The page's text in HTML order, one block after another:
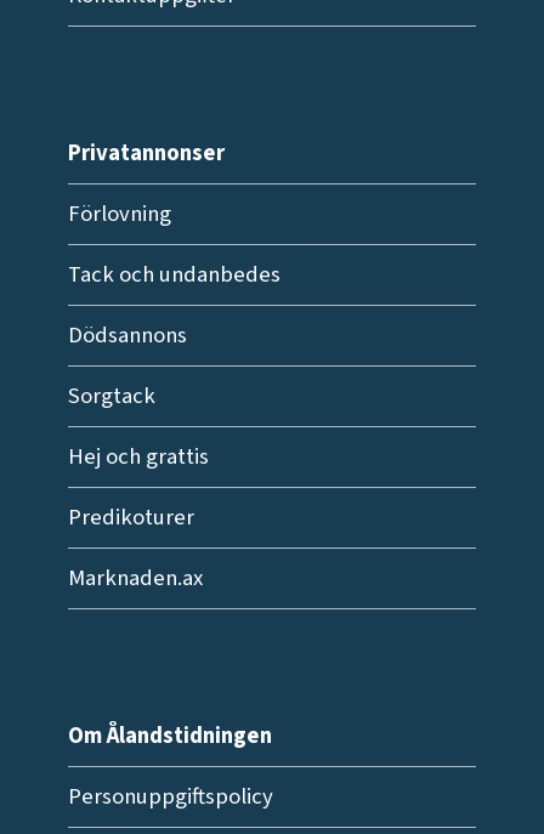
Privatannonser
Förlovning
Tack och undanbedes
Dödsannons
Sorgtack
Hej och grattis
Predikoturer
Marknaden.ax
Om Ålandstidningen
Personuppgiftspolicy